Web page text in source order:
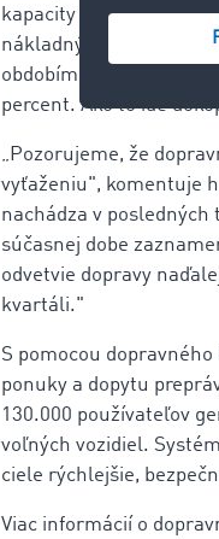
kapacity zverejnené na
nákladných vozidiel po
obdobím
percent. Ako to ide
„Pozorujeme, že
vyťaženiu", komentuje
nachádza v
súčasnej dobe
odvetvie dopravy
kvartáli."
S pomocou
ponuky a dopytu
130.000 používateľov
voľných vozidiel.
ciele rýchlejšie,
Viac informácií o